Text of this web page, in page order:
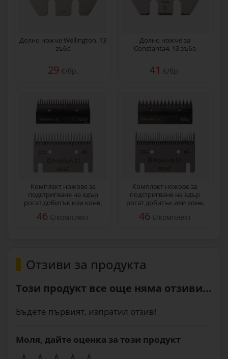
Долно ножче Wellington, 13
зъба
29 €/бр.
Долно ножче за
Constanta4, 13 зъба
41 €/бр.
Комплект ножове за
подстригване на едър
рогат добитък или коне,
46 €/комплект
Комплект ножове за
подстригване на едър
рогат добитък или коне,
46 €/комплект
Отзиви за продукта
Този продукт все още няма отзиви...
Бъдете първият, изпратил отзив!
Моля, дайте оценка за този продукт